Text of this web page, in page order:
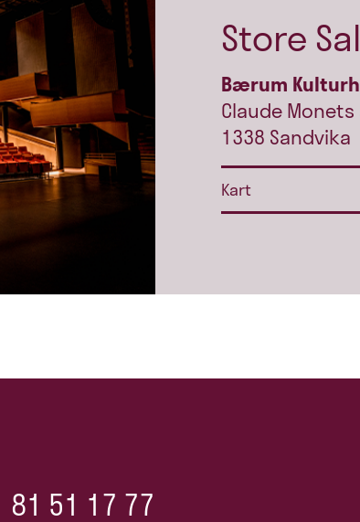
Store Sal
Bærum
Claude Monets
1338 Sandvika
Kart
81 51 17 77